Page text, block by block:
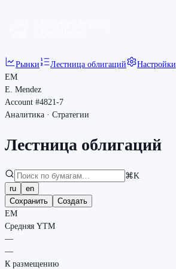
Рынки Лестница облигаций
Настройки
EM
E. Mendez
Account #4821-7
Аналитика · Стратегии
Лестница облигаций
⌘K
ru
en
Сохранить
Создать
EM
Средняя YTM
—
—
К размещению